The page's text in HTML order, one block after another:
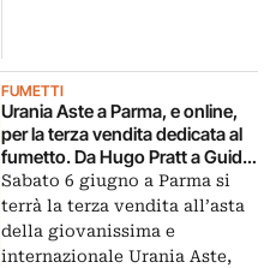
FUMETTI
Urania Aste a Parma, e online,
per la terza vendita dedicata al
fumetto. Da Hugo Pratt a Guido
Crepax, 300 pezzi da collezione
per un settore di nicchia in
Sabato 6 giugno a Parma si
terrà la terza vendita all’asta
della giovanissima e
internazionale Urania Aste,